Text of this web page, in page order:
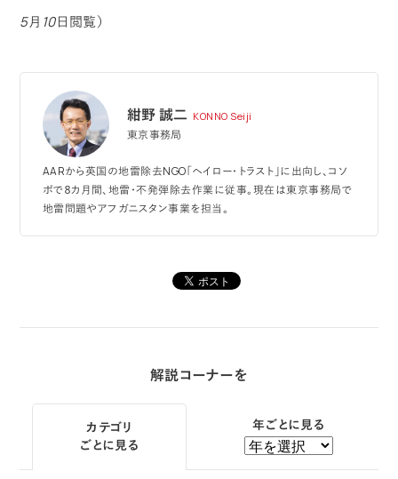
5月10日閲覧）
紺野 誠二 KONNO Seiji
東京事務局
AARから英国の地雷除去NGO「ヘイロー・トラスト」に出向し、コソ
ボで８カ月間、地雷・不発弾除去作業に従事。現在は東京事務局で
地雷問題やアフガニスタン事業を担当。
解説コーナーを
カテゴリ
ごとに見る
年ごとに見る